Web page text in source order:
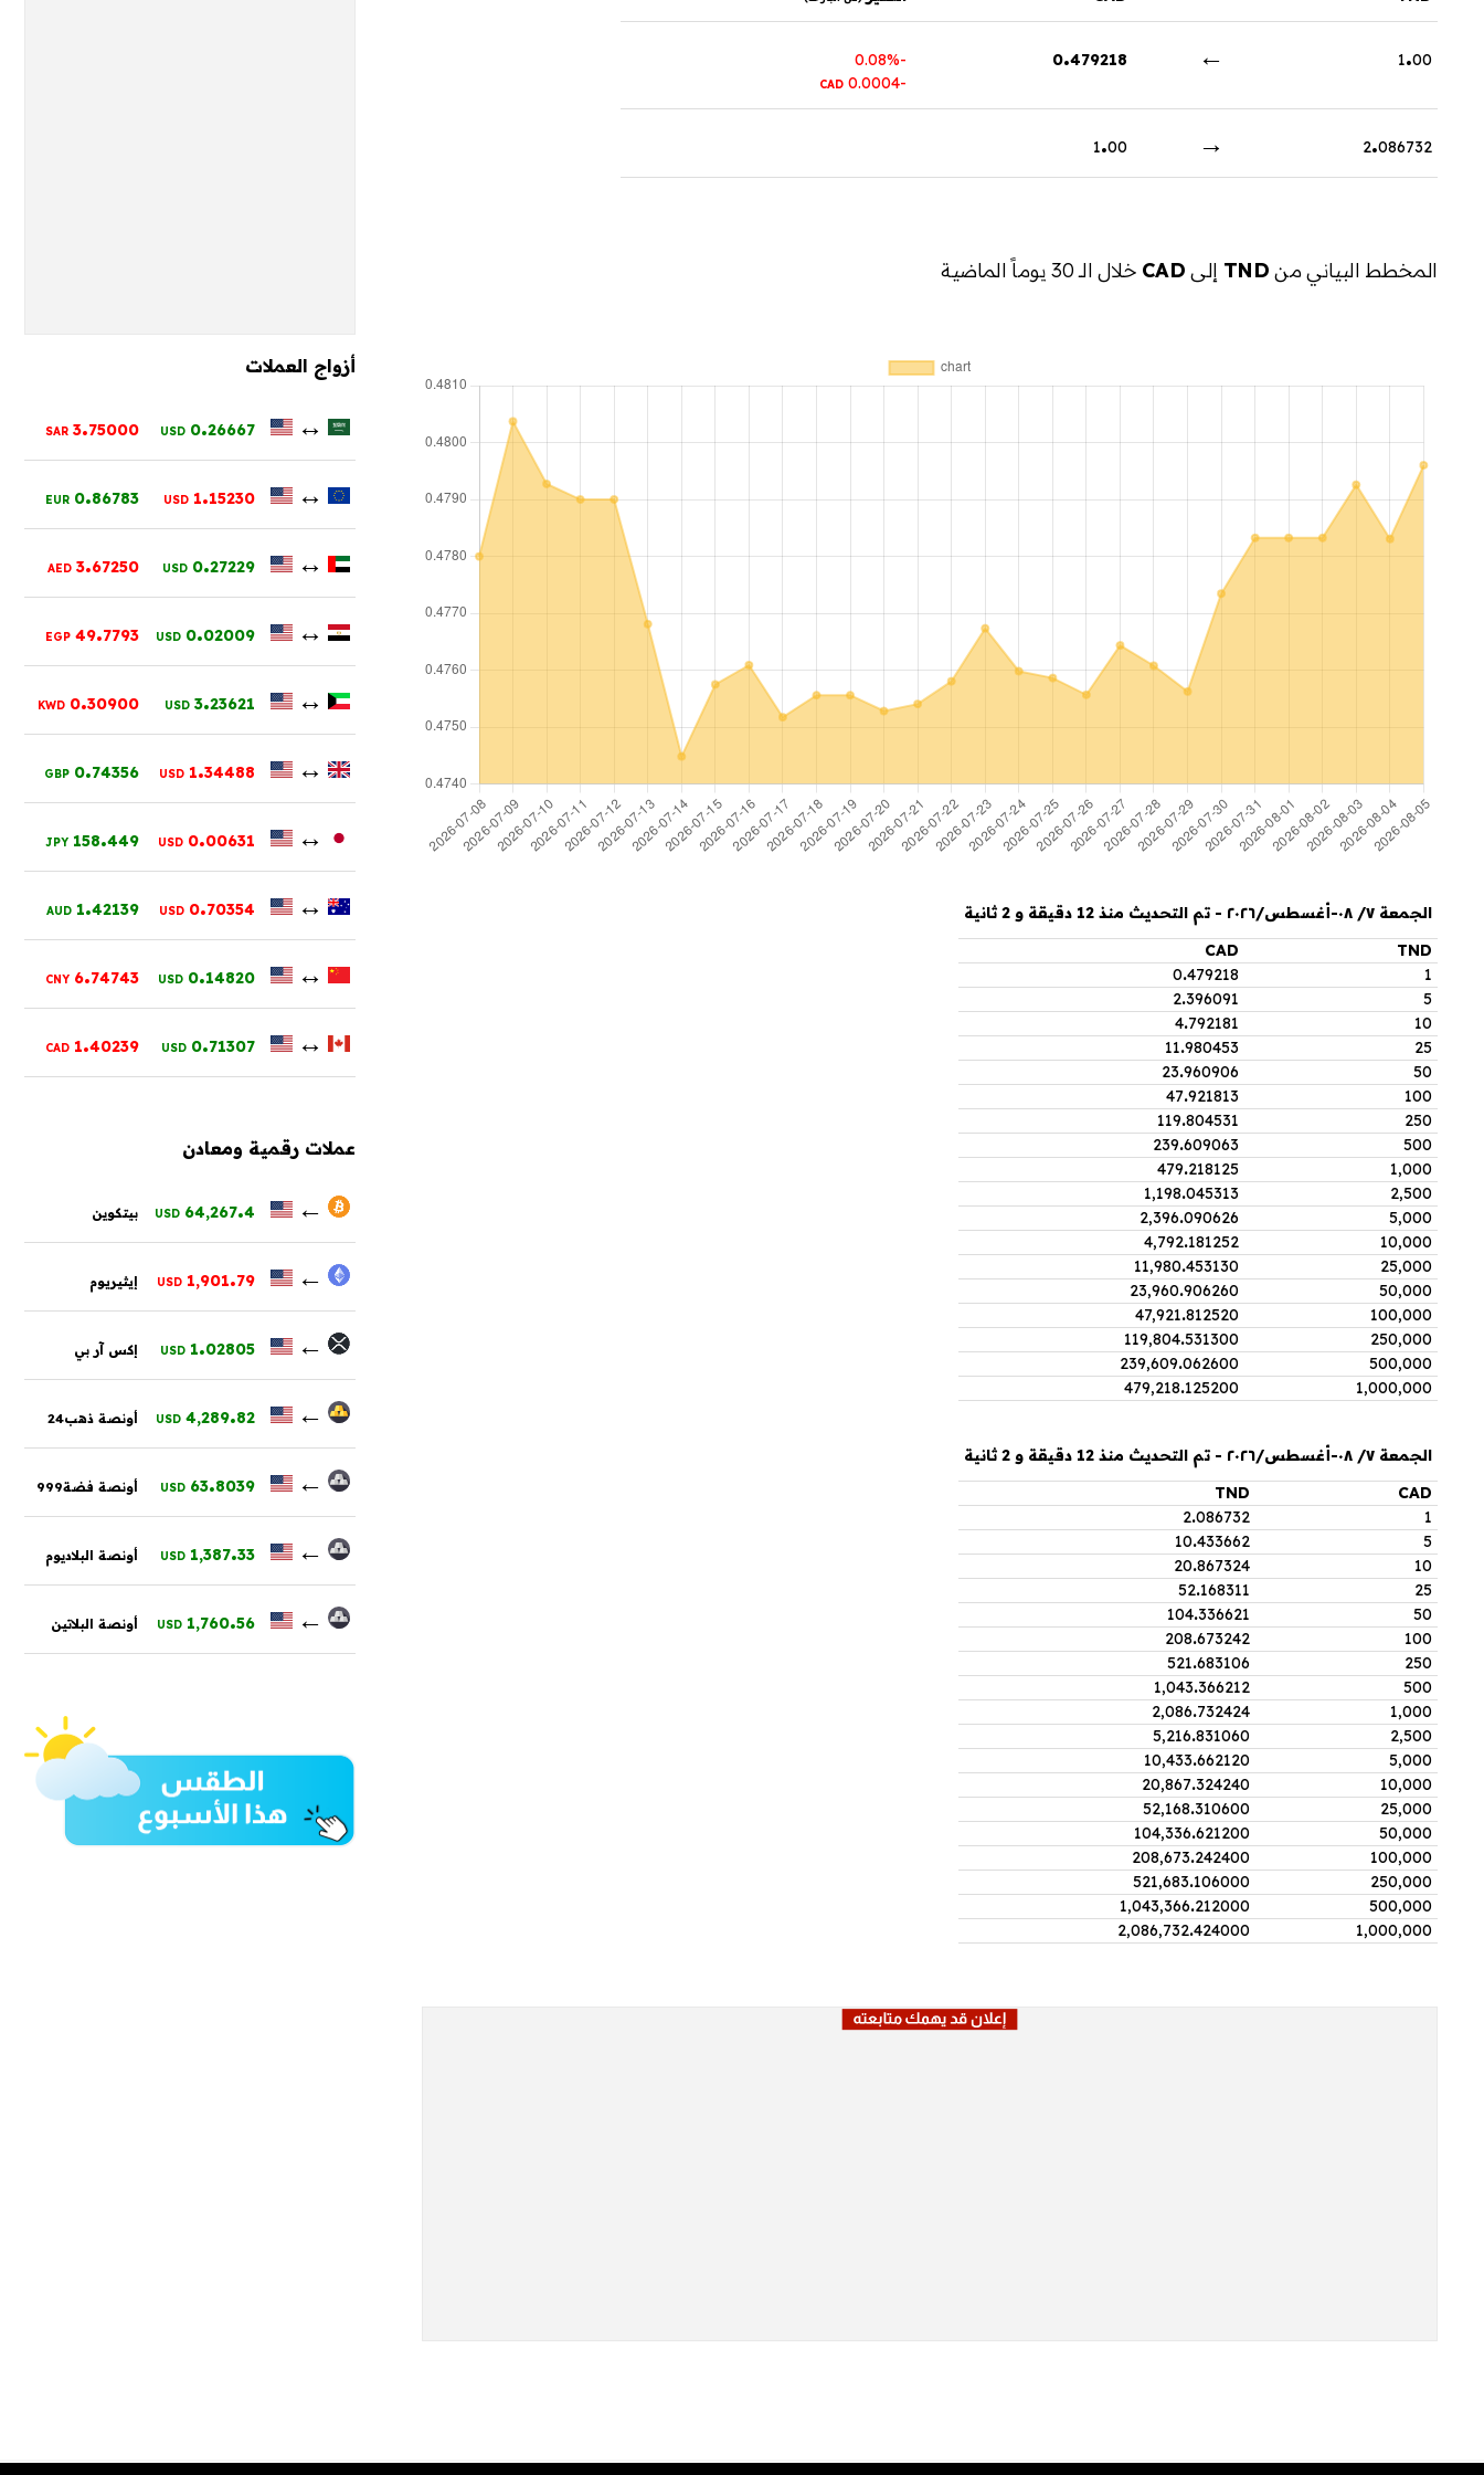
1.00
←
0.479218
-0.08%
-0.0004
CAD
2.086732
→
1.00
المخطط البياني من TND إلى CAD خلال الـ 30 يوماً الماضية
الجمعة ٧/ ٠٨-أغسطس/٢٠٢٦ - تم التحديث منذ 12 دقيقة و 2 ثانية
TND
CAD
1
0.479218
5
2.396091
10
4.792181
25
11.980453
50
23.960906
100
47.921813
250
119.804531
500
239.609063
1,000
479.218125
2,500
1,198.045313
5,000
2,396.090626
10,000
4,792.181252
25,000
11,980.453130
50,000
23,960.906260
100,000
47,921.812520
250,000
119,804.531300
500,000
239,609.062600
1,000,000
479,218.125200
الجمعة ٧/ ٠٨-أغسطس/٢٠٢٦ - تم التحديث منذ 12 دقيقة و 2 ثانية
CAD
TND
1
2.086732
5
10.433662
10
20.867324
25
52.168311
50
104.336621
100
208.673242
250
521.683106
500
1,043.366212
1,000
2,086.732424
2,500
5,216.831060
5,000
10,433.662120
10,000
20,867.324240
25,000
52,168.310600
50,000
104,336.621200
100,000
208,673.242400
250,000
521,683.106000
500,000
1,043,366.212000
1,000,000
2,086,732.424000
أزواج العملات
↔
0.26667
USD
3.75000
SAR
↔
1.15230
USD
0.86783
EUR
↔
0.27229
USD
3.67250
AED
↔
0.02009
USD
49.7793
EGP
↔
3.23621
USD
0.30900
KWD
↔
1.34488
USD
0.74356
GBP
↔
0.00631
USD
158.449
JPY
↔
0.70354
USD
1.42139
AUD
↔
0.14820
USD
6.74743
CNY
↔
0.71307
USD
1.40239
CAD
عملات رقمية ومعادن
←
64,267.4
USD بيتكوين
←
1,901.79
USD إيثيريوم
←
1.02805
USD إكس آر بي
←
4,289.82
USD أونصة ذهب24
←
63.8039
USD أونصة فضة999
←
1,387.33
USD أونصة البلاديوم
←
1,760.56
USD أونصة البلاتين